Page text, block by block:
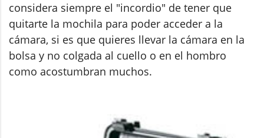
considera siempre el "incordio" de tener que
quitarte la mochila para poder acceder a la
cámara, si es que quieres llevar la cámara en la
bolsa y no colgada al cuello o en el hombro
como acostumbran muchos.